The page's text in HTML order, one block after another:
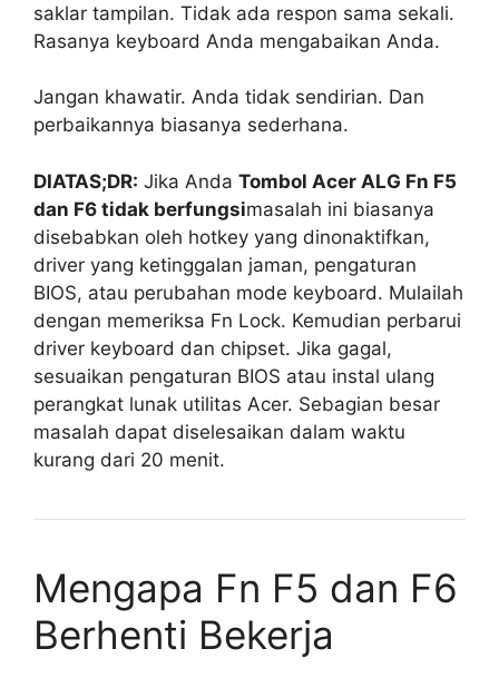
saklar tampilan. Tidak ada respon sama sekali.
Rasanya keyboard Anda mengabaikan Anda.
Jangan khawatir. Anda tidak sendirian. Dan
perbaikannya biasanya sederhana.
DIATAS;DR: Jika Anda Tombol Acer ALG Fn F5
dan F6 tidak berfungsimasalah ini biasanya
disebabkan oleh hotkey yang dinonaktifkan,
driver yang ketinggalan jaman, pengaturan
BIOS, atau perubahan mode keyboard. Mulailah
dengan memeriksa Fn Lock. Kemudian perbarui
driver keyboard dan chipset. Jika gagal,
sesuaikan pengaturan BIOS atau instal ulang
perangkat lunak utilitas Acer. Sebagian besar
masalah dapat diselesaikan dalam waktu
kurang dari 20 menit.
Mengapa Fn F5 dan F6
Berhenti Bekerja